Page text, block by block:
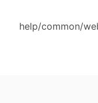
help/common/